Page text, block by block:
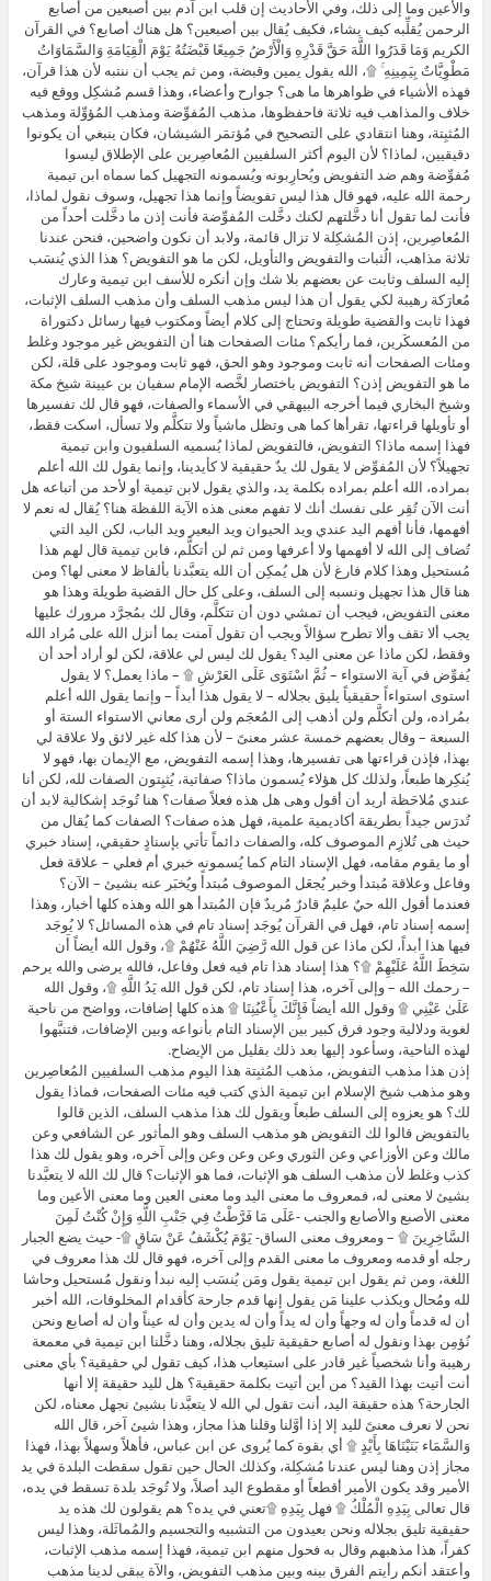
والأعين وما إلى ذلك، وفي الأحاديث إن قلب ابن آدم بين أُصبعين من أصابع
الرحمن يُقلِّبه كيف يشاء، فكيف يُقال بين أصبعين؟ هل هناك أصابع؟ في القرآن
الكريم وَمَا قَدَرُوا اللَّهَ حَقَّ قَدْرِهِ وَالْأَرْضُ جَمِيعًا قَبْضَتُهُ يَوْمَ الْقِيَامَةِ وَالسَّمَاوَاتُ
مَطْوِيَّاتٌ بِيَمِينِهِ ۚ ۩، الله يقول يمين وقبضة، ومن ثم يجب أن ننتبه لأن هذا قرآن،
فهذه الأشياء في ظواهرها ما هى؟ جوارح وأعضاء، وهذا قسم مُشكِل ووقع فيه
خلاف والمذاهب فيه ثلاثة فاحفظوها، مذهب المُفوِّضة ومذهب المُؤوِّلة ومذهب
المُثبِتة، وهنا انتقادي على التصحيح في مُؤتمَر الشيشان، فكان ينبغي أن يكونوا
دقيقيين، لماذا؟ لأن اليوم أكثر السلفيين المُعاصِرين على الإطلاق ليسوا
مُفوِّضة وهم ضد التفويض ويُحارِبونه ويُسمونه التجهيل كما سماه ابن تيمية
رحمة الله عليه، فهو قال هذا ليس تفويضاً وإنما هذا تجهيل، وسوف نقول لماذا،
فأنت لما تقول أنا دخَّلتهم لكنك دخَّلت المُفوِّضة فأنت إذن ما دخَّلت أحداً من
المُعاصِرين، إذن المُشكِلة لا تزال قائمة، ولابد أن نكون واضحين، فنحن عندنا
ثلاثة مذاهب، الُثبات والتفويض والتأويل، لكن ما هو التفويض؟ هذا الذي يُنسَب
إليه السلف وثابت عن بعضهم بلا شك وإن أنكره للأسف ابن تيمية وعارك
مُعارَكة رهيبة لكي يقول أن هذا ليس مذهب السلف وأن مذهب السلف الإثبات،
فهذا ثابت والقضية طويلة وتحتاج إلى كلام أيضاً ومكتوب فيها رسائل دكتوراة
من المُعسكَرين، فما رأيكم؟ مئات الصفحات هنا أن التفويض غير موجود وغلط
ومئات الصفحات أنه ثابت وموجود وهو الحق، فهو ثابت وموجود على قلة، لكن
ما هو التفويض إذن؟ التفويض باختصار لخَّصه الإمام سفيان بن عيينة شيخ مكة
وشيخ البخاري فيما أخرجه البيهقي في الأسماء والصفات، فهو قال لك تفسيرها
أو تأويلها قراءتها، تقرأها كما هى وتظل ماشياً ولا تتكلَّم ولا تسأل، اسكت فقط،
فهذا إسمه ماذا؟ التفويض، فالتفويض لماذا يُسميه السلفيون وابن تيمية
تجهيلاً؟ لأن المُفوِّض لا يقول لك يدٌ حقيقية لا كأيدينا، وإنما يقول لك الله أعلم
بمراده، الله أعلم بمراده بكلمة يد، والذي يقول لابن تيمية أو لأحد من أتباعه هل
أنت الآن تُقِر على نفسك أنك لا تفهم معنى هذه الآية اللفظة هنا؟ يُقال له نعم لا
أفهمها، فأنا أفهم اليد عندي ويد الحيوان ويد البعير ويد الباب، لكن اليد التي
تُضاف إلى الله لا أفهمها ولا أعرفها ومن ثم لن أتكلَّم، فابن تيمية قال لهم هذا
مُستحيل وهذا كلام فارغ لأن هل يُمكِن أن الله يتعبَّدنا بألفاظ لا معنى لها؟ ومن
هنا قال هذا تجهيل ونسبه إلى السلف، وعلى كل حال القضية طويلة وهذا هو
معنى التفويض، فيجب أن تمشي دون أن تتكلَّم، وقال لك بمُجرَّد مرورك عليها
يجب ألا تقف وألا تطرح سؤالاً ويجب أن تقول آمنت بما أنزل الله على مُراد الله
وفقط، لكن ماذا عن معنى اليد؟ يقول لك ليس لي علاقة، لكن لو أراد أحد أن
يُفوِّض في آية الاستواء – ثُمَّ اسْتَوَى عَلَى العَرْشِ ۩ – ماذا يعمل؟ لا يقول
استوى استواءاً حقيقياً يليق بجلاله – لا يقول هذا أبداً – وإنما يقول الله أعلم
بمُراده، ولن أتكلَّم ولن أذهب إلى المُعجَم ولن أرى معاني الاستواء الستة أو
السبعة – وقال بعضهم خمسة عشر معنىً – لأن هذا كله غير لائق ولا علاقة لي
بهذا، فإذن قراءتها هى تفسيرها، وهذا إسمه التفويض، مع الإيمان بها، فهو لا
يُنكِرها طبعاً، ولذلك كل هؤلاء يُسمون ماذا؟ صفاتية، يُثبِتون الصفات لله، لكن أنا
عندي مُلاحَظة أريد أن أقول وهى هل هذه فعلاً صفات؟ هنا تُوجَد إشكالية لابد أن
تُدرَس جيداً بطريقة أكاديمية علمية، فهل هذه صفات؟ الصفات كما يُقال من
حيث هى تُلازِم الموصوف كله، والصفات دائماً تأتي بإسنادٍ حقيقي، إسناد خبري
أو ما يقوم مقامه، فهل الإسناد التام كما يُسمونه خبري أم فعلي – علاقة فعل
وفاعل وعلاقة مُبتدأ وخبر يُجعَل الموصوف مُبتدأً ويُخبَر عنه بشيئ – الآن؟
فعندما أقول الله حيٌ عليمٌ قادرٌ مُريدٌ فإن المُبتدأ هو الله وهذه كلها أخبار، وهذا
إسمه إسناد تام، فهل في القرآن يُوجَد إسناد تام في هذه المسائل؟ لا يُوجَد
فيها هذا أبداً، لكن ماذا عن قول الله رَّضِيَ اللَّهُ عَنْهُمْ ۩، وقول الله أيضاً أَن
سَخِطَ اللَّهُ عَلَيْهِمْ ۩؟ هذا إسناد هذا تام فيه فعل وفاعل، فالله يرضى والله يرحم
– رحمك الله – وإلى آخره، هذا إسناد تام، لكن قول الله يَدُ اللَّهِ ۩، وقول الله
عَلَىٰ عَيْنِي ۩ وقول الله أيضاً فَإِنَّكَ بِأَعْيُنِنَا ۩ هذه كلها إضافات، وواضح من ناحية
لغوية ودلالية وجود فرق كبير بين الإسناد التام بأنواعه وبين الإضافات، فتنبَّهوا
لهذه الناحية، وسأعود إليها بعد ذلك بقليل من الإيضاح.
إذن هذا مذهب التفويض، مذهب المُثبِتة هذا اليوم مذهب السلفيين المُعاصِرين
وهو مذهب شيخ الإسلام ابن تيمية الذي كتب فيه مئات الصفحات، فماذا يقول
لك؟ هو يعزوه إلى السلف طبعاً ويقول لك هذا مذهب السلف، الذين قالوا
بالتفويض قالوا لك التفويض هو مذهب السلف وهو المأثور عن الشافعي وعن
مالك وعن الأوزاعي وعن الثوري وعن وعن وعن وإلى آخره، وهو يقول لك هذا
كذب وغلط لأن مذهب السلف هو الإثبات، فما هو الإثبات؟ قال لك الله لا يتعبَّدنا
بشيئ لا معنى له، فمعروف ما معنى اليد وما معنى العين وما معنى الأعين وما
معنى الأصبع والأصابع والجنب -عَلَى مَا فَرَّطْتُ فِي جَنْبِ اللَّهِ وَإِنْ كُنْتُ لَمِنَ
السَّاخِرِينَ ۩ – ومعروف معنى الساق- يَوْمَ يُكْشَفُ عَنْ سَاقٍ ۩- حيث يضع الجبار
رجله أو قدمه ومعروف ما معنى القدم وإلى آخره، فهو قال لك هذا معروف في
اللغة، ومن ثم يقول ابن تيمية يقول ومَن يُنسَب إليه نبدأ ونقول مُستحيل وحاشا
لله ومُحال ويكذب علينا مَن يقول إنها قدم جارحة كأقدام المخلوقات، الله أخبر
أن له قدماً وأن له وجهاً وأن له يداً وأن له يدين وأن له عيناً وأن له أصابع ونحن
نُؤمِن بهذا ونقول له أصابع حقيقية تليق بجلاله، وهنا دخَّلنا ابن تيمية في معمعة
رهيبة وأنا شخصياً غير قادر على استيعاب هذا، كيف تقول لي حقيقية؟ بأي معنى
أنت أتيت بهذا القيد؟ من أين أتيت بكلمة حقيقية؟ هل لليد حقيقة إلا أنها
الجارحة؟ هذه حقيقة اليد، أنت تقول لي الله لا يتعبَّدنا بشيئ نجهل معناه، لكن
نحن لا نعرف معنىً لليد إلا إذا أوَّلنا وقلنا هذا مجاز، وهذا شيئ آخر، قال الله
وَالسَّمَاء بَنَيْنَاهَا بِأَيْدٍ ۩ أي بقوة كما يُروى عن ابن عباس، فأهلاً وسهلاً بهذا، فهذا
مجاز إذن وهنا ليس عندنا مُشكِلة، وكذلك الحال حين نقول سقطت البلدة في يد
الأمير وقد يكون الأمير أقطعاً أو مقطوع اليد أصلاً، ولا تُوجَد بلدة تسقط في يده،
قال تعالى بِيَدِهِ الْمُلْكُ ۩ فهل بِيَدِهِ ۩تعني في يده؟ هم يقولون لك هذه يد
حقيقية تليق بجلاله ونحن بعيدون من التشبيه والتجسيم والمُماثَلة، وهذا ليس
كفراً، هذا مذهبهم وقال به فحول منهم ابن تيمية، فهذا إسمه مذهب الإثبات،
وأعتقد أنكم رأيتم الفرق بينه وبين مذهب التفويض، والآة يبقى لدينا مذهب